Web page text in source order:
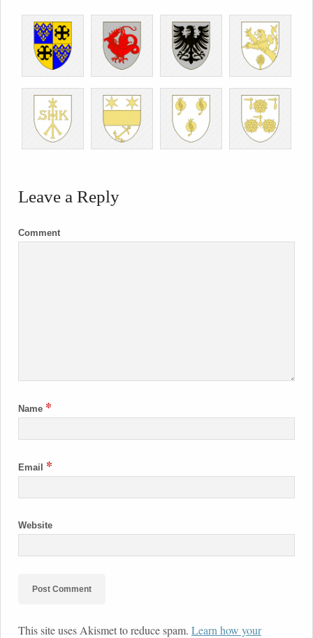
Leave a Reply
Comment
Name *
Email *
Website
This site uses Akismet to reduce spam. Learn how your